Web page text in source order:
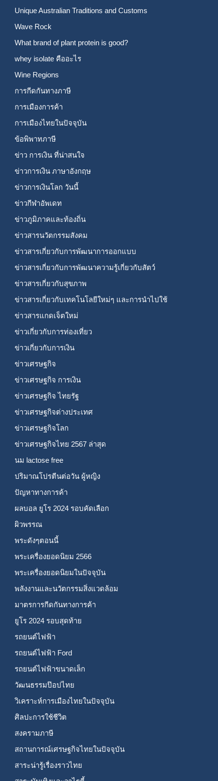
Unique Australian Traditions and Customs
Wave Rock
What brand of plant protein is good?
whey isolate คืออะไร
Wine Regions
การกีดกันทางภาษี
การเมืองการค้า
การเมืองไทยในปัจจุบัน
ข้อพิพาทภาษี
ข่าว การเงิน ที่น่าสนใจ
ข่าวการเงิน ภาษาอังกฤษ
ข่าวการเงินโลก วันนี้
ข่าวกีฬาอัพเดท
ข่าวภูมิภาคและท้องถิ่น
ข่าวสารนวัตกรรมสังคม
ข่าวสารเกี่ยวกับการพัฒนาการออกแบบ
ข่าวสารเกี่ยวกับการพัฒนาความรู้เกี่ยวกับสัตว์
ข่าวสารเกี่ยวกับสุขภาพ
ข่าวสารเกี่ยวกับเทคโนโลยีใหม่ๆ และการนำไปใช้
ข่าวสารแกดเจ็ตใหม่
ข่าวเกี่ยวกับการท่องเที่ยว
ข่าวเกี่ยวกับการเงิน
ข่าวเศรษฐกิจ
ข่าวเศรษฐกิจ การเงิน
ข่าวเศรษฐกิจ ไทยรัฐ
ข่าวเศรษฐกิจต่างประเทศ
ข่าวเศรษฐกิจโลก
ข่าวเศรษฐกิจไทย 2567 ล่าสุด
นม lactose free
ปริมาณโปรตีนต่อวัน ผู้หญิง
ปัญหาทางการค้า
ผลบอล ยูโร 2024 รอบคัดเลือก
ผิวพรรณ
พระดังๆตอนนี้
พระเครื่องยอดนิยม 2566
พระเครื่องยอดนิยมในปัจจุบัน
พลังงานและนวัตกรรมสิ่งแวดล้อม
มาตรการกีดกันทางการค้า
ยูโร 2024 รอบสุดท้าย
รถยนต์ไฟฟ้า
รถยนต์ไฟฟ้า Ford
รถยนต์ไฟฟ้าขนาดเล็ก
วัฒนธรรมป๊อปไทย
วิเคราะห์การเมืองไทยในปัจจุบัน
ศิลปะการใช้ชีวิต
สงครามภาษี
สถานการณ์เศรษฐกิจไทยในปัจจุบัน
สาระน่ารู้เรื่องราวไทย